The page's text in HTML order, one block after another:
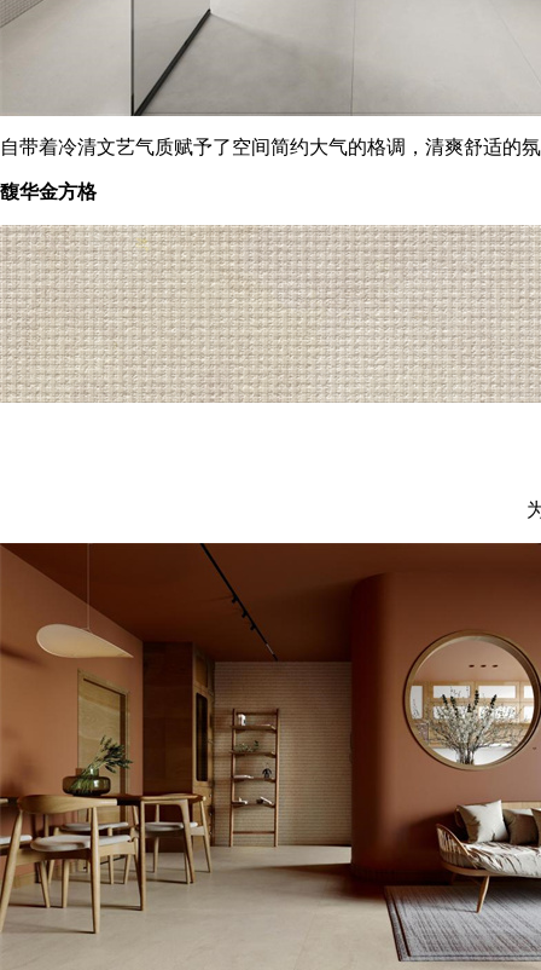
自带着冷清文艺气质赋予了空间简约大气的格调，清爽舒适的
馥华金方格